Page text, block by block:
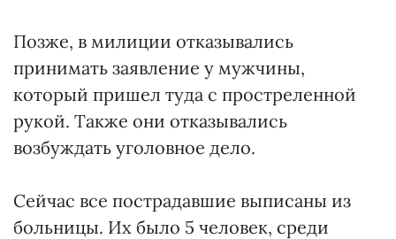
Позже, в милиции отказывались
принимать заявление у мужчины,
который пришел туда с простреленной
рукой. Также они отказывались
возбуждать уголовное дело.
Сейчас все пострадавшие выписаны из
больницы. Их было 5 человек, среди